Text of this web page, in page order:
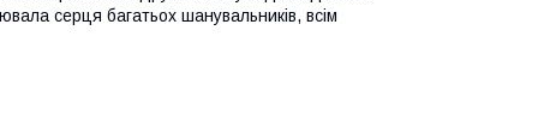
серця багатьох шанувальників, всім